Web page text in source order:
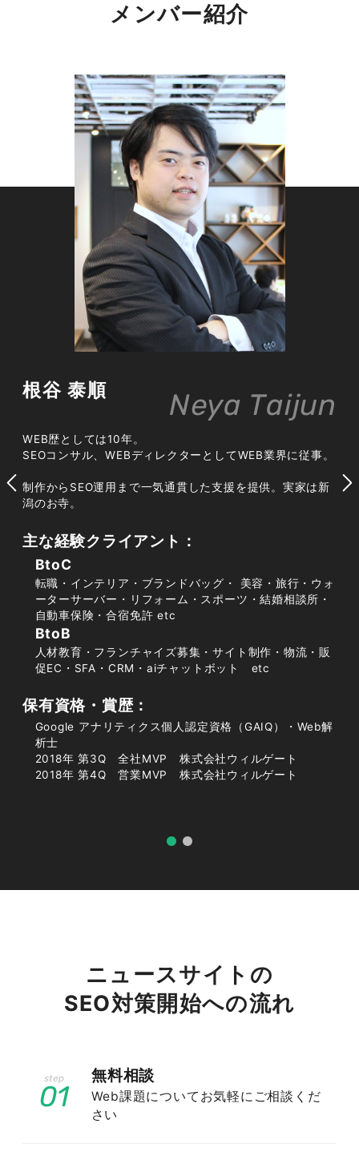
出来事に対して、公開されたばかりの記事を優先
的に評価する傾向があり、数時間の公開遅れが順
位を左右することも珍しくありません。一般的な
サイトでは時間をかけて評価が積み上がります
が、ニュースでは公開直後の短時間に集中してア
クセスが発生します。そのため、いかに早く正確
な情報を届けられるかが重要な競争力となりま
QDF（Query Deserves Freshness）
うがふさわしいとGoogleが判断し、新着コンテ
新製品の発表など、急激に検索需要が高まったキ
ーワードでは、ドメインの強さよりも情報の新し
さが優先されやすくなります。ニュースサイトは
このQDFが働く場面で大きなチャンスを得られる
一方、需要のピークは短いため、トレンドの立ち
上がりをいかに早く捉えるかが成果を分けます。
流入は「Web検索」だけでなく3経路
で考える
には、通常のWeb検索に加えて、検索結果上部
施策を設計することが安定した集客につながりま
E-E-A-Tと信頼性がより強く求められ
メンバー紹介
根谷 泰順 Neya Taijun
WEB歴としては10年。
SEOコンサル、WEBディレクターとしてWEB業界に従事。
制作からSEO運用まで一気通貫した支援を提供。実家は新
潟のお寺。
主な経験クライアント：
BtoC
転職・インテリア・ブランドバッグ・ 美容・旅行・ウォ
ーターサーバー・リフォーム・スポーツ・結婚相談所・
自動車保険・合宿免許 etc
BtoB
人材教育・フランチャイズ募集・サイト制作・物流・販
促EC・SFA・CRM・aiチャットボット etc
保有資格・賞歴：
Google アナリティクス個人認定資格（GAIQ）・Web解
析士
2018年 第3Q 全社MVP 株式会社ウィルゲート
2018年 第4Q 営業MVP 株式会社ウィルゲート
ニュースサイトの
SEO対策開始への流れ
01
無料相談
Web課題についてお気軽にご相談くだ
さい